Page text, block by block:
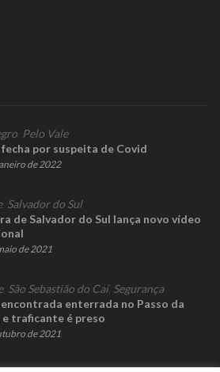
Pelo Vale
por suspeita de Covid
de 2022
, Salvador do Sul
de Salvador do Sul lança novo vídeo
de 2021
, São Sebastião do Caí, Segurança
enterrada no Passo da
e traficante é preso
de 2021